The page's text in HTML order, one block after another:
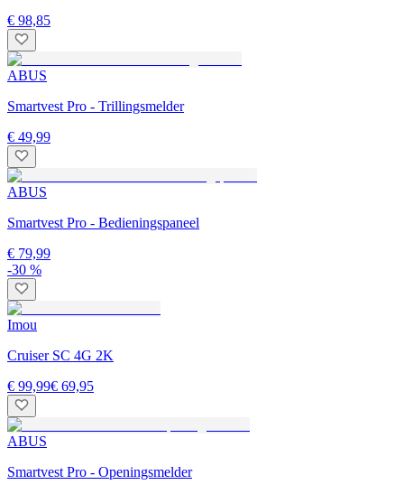
€ 98,85
ABUS
Smartvest Pro - Trillingsmelder
€ 49,99
ABUS
Smartvest Pro - Bedieningspaneel
€ 79,99
-30 %
Imou
Cruiser SC 4G 2K
€ 99,99€ 69,95
ABUS
Smartvest Pro - Openingsmelder